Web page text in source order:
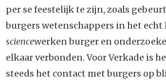
per se feestelijk te zijn, zoals
burgers wetenschappers in het
sciencewerken burger en
elkaar verbonden. Voor Verkade is
steeds het contact met burgers op